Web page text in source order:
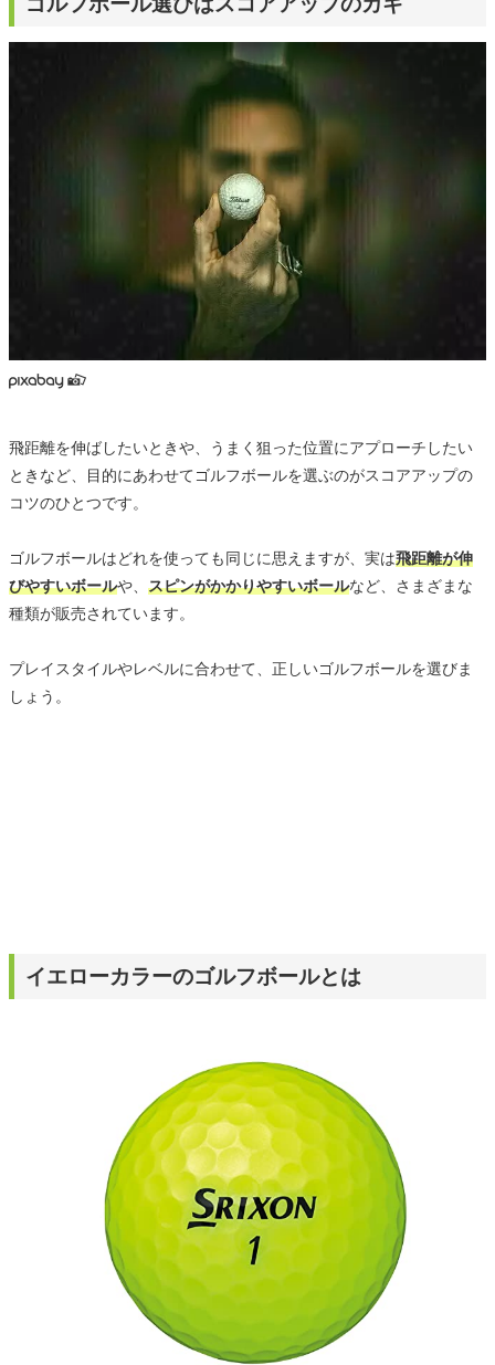
飛距離を伸ばしたいときや、うまく狙った位置にアプローチしたい
ときなど、目的にあわせてゴルフボールを選ぶのがスコアアップの
コツのひとつです。
ゴルフボールはどれを使っても同じに思えますが、実は飛距離が伸
びやすいボールや、 スピンがかかりやすいボールなど、さまざまな
種類が販売されています。
プレイスタイルやレベルに合わせて、正しいゴルフボールを選びま
しょう。
イエローカラーのゴルフボールとは